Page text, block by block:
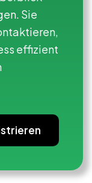
Sie
effizient